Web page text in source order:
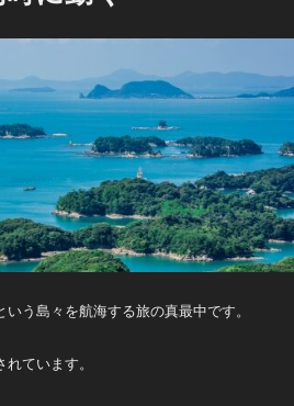
う島々を航海する旅の真最中です。
ています。